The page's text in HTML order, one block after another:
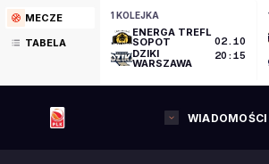
MECZE
TABELA
1 KOLEJKA
ENERGA TREFL
SOPOT
DZIKI
WARSZAWA
02.10
20:15
WIADOMOŚCI